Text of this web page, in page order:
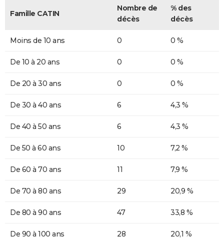
Famille CATIN
Nombre de
décès
% des
décès
Moins de 10 ans 0 0 %
De 10 à 20 ans 0 0 %
De 20 à 30 ans 0 0 %
De 30 à 40 ans 6 4,3 %
De 40 à 50 ans 6 4,3 %
De 50 à 60 ans 10 7,2 %
De 60 à 70 ans 11 7,9 %
De 70 à 80 ans 29 20,9 %
De 80 à 90 ans 47 33,8 %
De 90 à 100 ans 28 20,1 %